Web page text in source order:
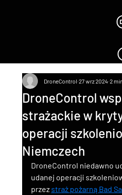
DroneControl
strażackie w
operacji
Niemczech
DroneControl 27 wrz 2024 2
DroneControl niedawno
udanej operacji
przez straż pożarną Bad